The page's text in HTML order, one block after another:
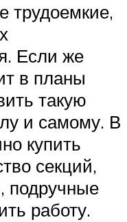
трудоемкие,
Если же
в планы
такую
и самому. В
купить
секций,
подручные
работу.